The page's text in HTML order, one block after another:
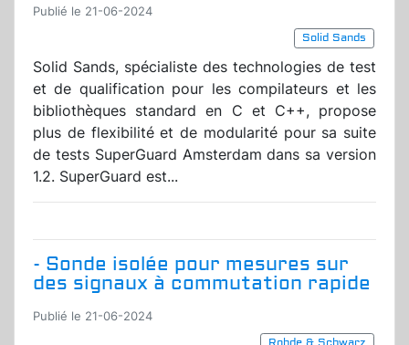
Publié le 21-06-2024
Solid Sands
Solid Sands, spécialiste des technologies de test
et de qualification pour les compilateurs et les
bibliothèques standard en C et C++, propose
plus de flexibilité et de modularité pour sa suite
de tests SuperGuard Amsterdam dans sa version
1.2. SuperGuard est...
- Sonde isolée pour mesures sur
des signaux à commutation rapide
Publié le 21-06-2024